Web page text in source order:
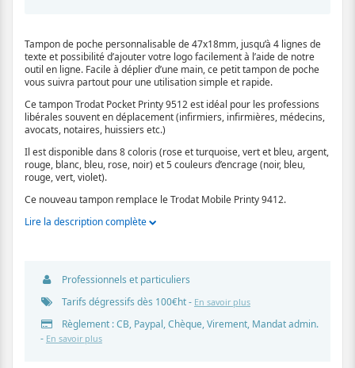
Tampon de poche personnalisable de 47x18mm, jusqu’à 4 lignes de
texte et possibilité d’ajouter votre logo facilement à l’aide de notre
outil en ligne. Facile à déplier d’une main, ce petit tampon de poche
vous suivra partout pour une utilisation simple et rapide.
Ce tampon Trodat Pocket Printy 9512 est idéal pour les professions
libérales souvent en déplacement (infirmiers, infirmières, médecins,
avocats, notaires, huissiers etc.)
Il est disponible dans 8 coloris (rose et turquoise, vert et bleu, argent,
rouge, blanc, bleu, rose, noir) et 5 couleurs d’encrage (noir, bleu,
rouge, vert, violet).
Ce nouveau tampon remplace le Trodat Mobile Printy 9412.
Lire la description complète
Professionnels et particuliers
Tarifs dégressifs dès 100€ht - En savoir plus
Règlement : CB, Paypal, Chèque, Virement, Mandat admin.
- En savoir plus